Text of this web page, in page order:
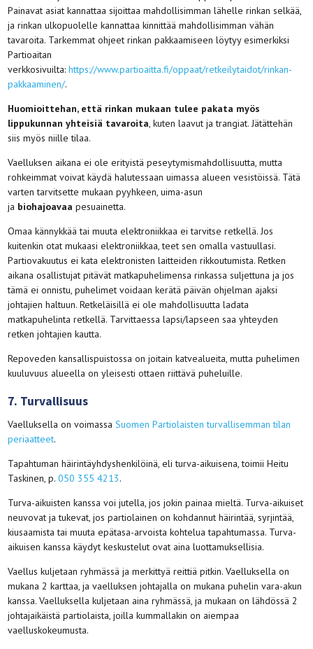
Painavat asiat kannattaa sijoittaa mahdollisimman lähelle rinkan selkää,
ja rinkan ulkopuolelle kannattaa kinnittää mahdollisimman vähän
tavaroita. Tarkemmat ohjeet rinkan pakkaamiseen löytyy esimerkiksi
Partioaitan
verkkosivuilta:https://www.partioaitta.fi/oppaat/retkeilytaidot/rinkan-
pakkaaminen/.
Huomioittehan, että rinkan mukaan tulee pakata myös
lippukunnan yhteisiä tavaroita, kuten laavut ja trangiat. Jätättehän
siis myös niille tilaa.
Vaelluksen aikana ei ole erityistä peseytymismahdollisuutta, mutta
rohkeimmat voivat käydä halutessaan uimassa alueen vesistöissä. Tätä
varten tarvitsette mukaan pyyhkeen, uima-asun
ja biohajoavaa pesuainetta.
Omaa kännykkää tai muuta elektroniikkaa ei tarvitse retkellä. Jos
kuitenkin otat mukaasi elektroniikkaa, teet sen omalla vastuullasi.
Partiovakuutus ei kata elektronisten laitteiden rikkoutumista. Retken
aikana osallistujat pitävät matkapuhelimensa rinkassa suljettuna ja jos
tämä ei onnistu, puhelimet voidaan kerätä päivän ohjelman ajaksi
johtajien haltuun. Retkeläisillä ei ole mahdollisuutta ladata
matkapuhelinta retkellä. Tarvittaessa lapsi/lapseen saa yhteyden
retken johtajien kautta.
Repoveden kansallispuistossa on joitain katvealueita, mutta puhelimen
kuuluvuus alueella on yleisesti ottaen riittävä puheluille.
7. Turvallisuus
Vaelluksella on voimassaSuomen Partiolaisten turvallisemman tilan
periaatteet.
Tapahtuman häirintäyhdyshenkilöinä, eli turva-aikuisena, toimii Heitu
Taskinen, p.050 355 4213.
Turva-aikuisten kanssa voi jutella, jos jokin painaa mieltä. Turva-aikuiset
neuvovat ja tukevat, jos partiolainen on kohdannut häirintää, syrjintää,
kiusaamista tai muuta epätasa-arvoista kohtelua tapahtumassa. Turva-
aikuisen kanssa käydyt keskustelut ovat aina luottamuksellisia.
Vaellus kuljetaan ryhmässä ja merkittyä reittiä pitkin. Vaelluksella on
mukana 2 karttaa, ja vaelluksen johtajalla on mukana puhelin vara-akun
kanssa. Vaelluksella kuljetaan aina ryhmässä, ja mukaan on lähdössä 2
johtajaikäistä partiolaista, joilla kummallakin on aiempaa
vaelluskokeumusta.